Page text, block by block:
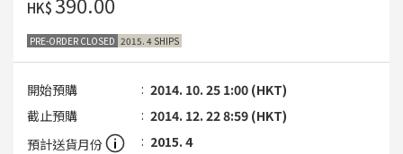
HK$
PRE-ORDER CLOSED 2015. 4 SHIPS
開始預購
2014. 10. 25 1:00 (HKT)
截止預購
2014. 12. 22 8:59 (HKT)
預計送貨月份
2015. 4